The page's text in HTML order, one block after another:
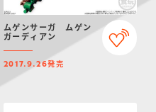
ムゲンサーガ ムゲン
ガーディアン
2017.9.26発売